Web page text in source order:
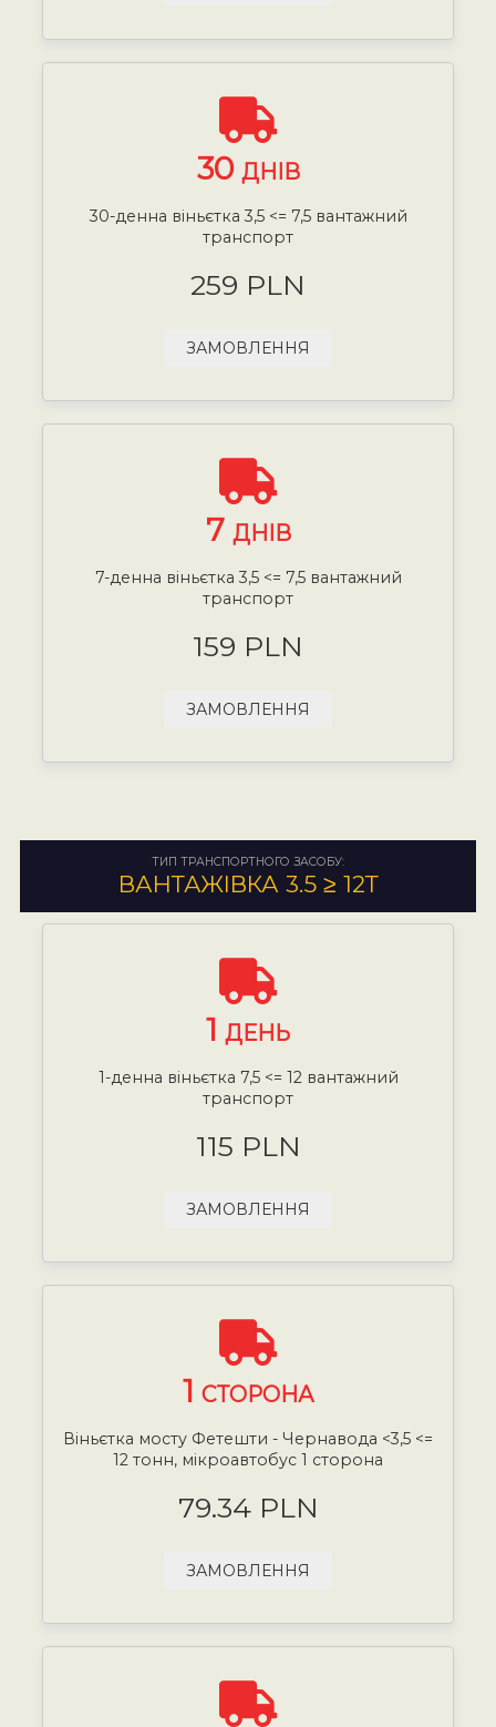
30 ДНІВ
30-денна віньєтка 3,5 <= 7,5 вантажний
транспорт
259 PLN
ЗАМОВЛЕННЯ
7 ДНІВ
7-денна віньєтка 3,5 <= 7,5 вантажний
транспорт
159 PLN
ЗАМОВЛЕННЯ
ТИП ТРАНСПОРТНОГО ЗАСОБУ:
ВАНТАЖІВКА 3.5 ≥ 12Т
1 ДЕНЬ
1-денна віньєтка 7,5 <= 12 вантажний
транспорт
115 PLN
ЗАМОВЛЕННЯ
1 СТОРОНА
Віньєтка мосту Фетешти - Чернавода <3,5 <=
12 тонн, мікроавтобус 1 сторона
79.34 PLN
ЗАМОВЛЕННЯ